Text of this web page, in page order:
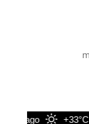
6 ago +33°C